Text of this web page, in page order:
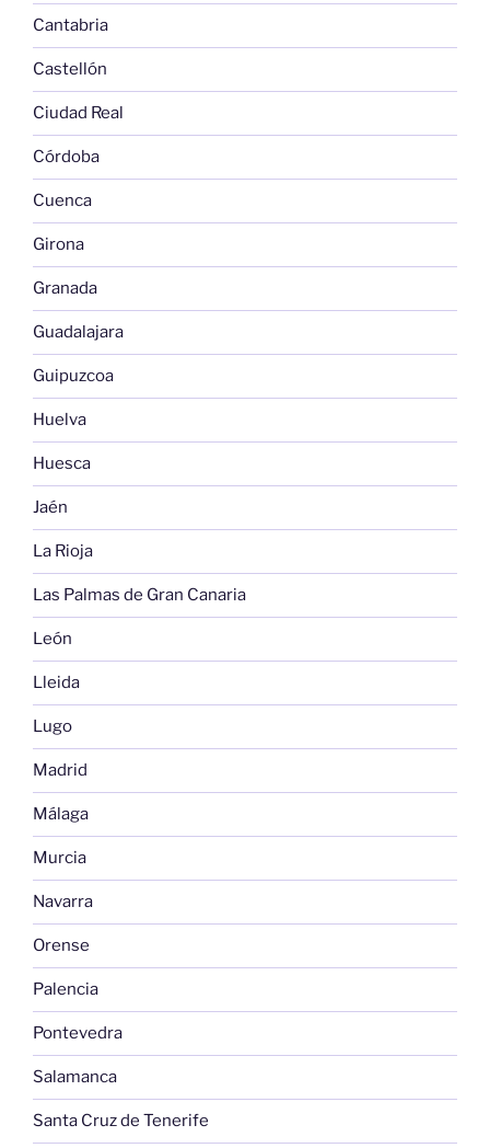
Cantabria
Castellón
Ciudad Real
Córdoba
Cuenca
Girona
Granada
Guadalajara
Guipuzcoa
Huelva
Huesca
Jaén
La Rioja
Las Palmas de Gran Canaria
León
Lleida
Lugo
Madrid
Málaga
Murcia
Navarra
Orense
Palencia
Pontevedra
Salamanca
Santa Cruz de Tenerife